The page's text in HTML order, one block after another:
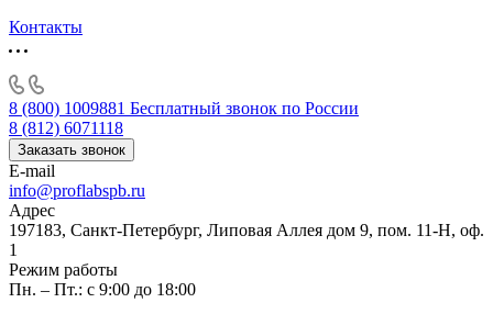
Контакты
8 (800) 1009881 Бесплатный звонок по России
8 (812) 6071118
Заказать звонок
E-mail
info@proflabspb.ru
Адрес
197183, Санкт-Петербург, Липовая Аллея дом 9, пом. 11-Н, оф.
1
Режим работы
Пн. – Пт.: с 9:00 до 18:00